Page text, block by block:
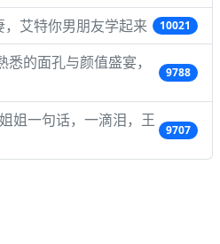
艾特你男朋友学起来 10021
的面孔与颜值盛宴，
9788
姐一句话，一滴泪，王
9707